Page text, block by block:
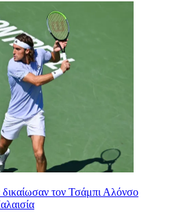
τον Τσάμπι Αλόνσο